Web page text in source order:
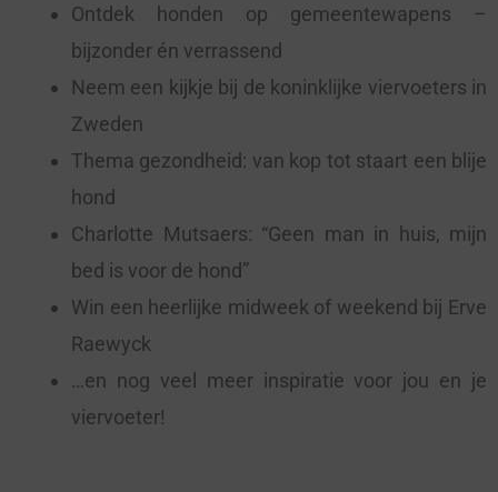
Ontdek honden op gemeentewapens –
bijzonder én verrassend
Neem een kijkje bij de koninklijke viervoeters in
Zweden
Thema gezondheid: van kop tot staart een blije
hond
Charlotte Mutsaers: “Geen man in huis, mijn
bed is voor de hond”
Win een heerlijke midweek of weekend bij Erve
Raewyck
…en nog veel meer inspiratie voor jou en je
viervoeter!